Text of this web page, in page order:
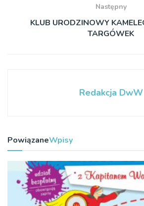
Następny
KLUB URODZINOWY
TARGÓWEK
Redakcja DwW
PowiązaneWpisy